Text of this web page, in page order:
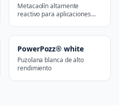
Metacaolín altamente
reactivo para aplicaciones
PowerPozz® white
Puzolana blanca de alto
rendimiento